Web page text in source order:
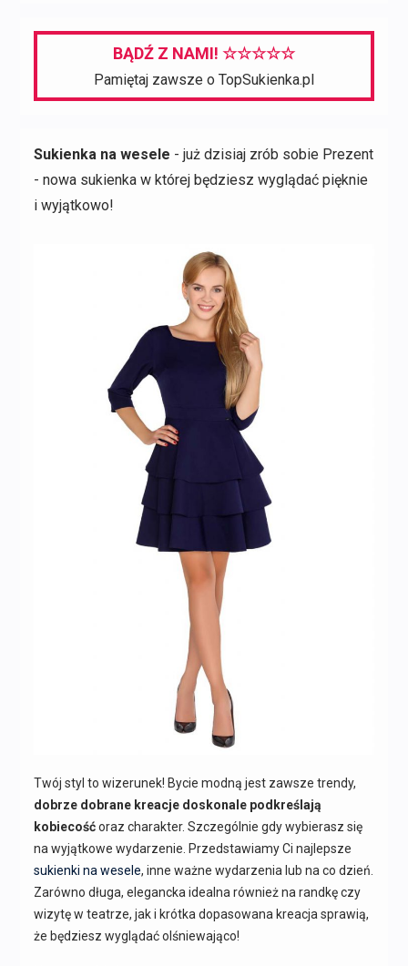
BĄDŹ Z NAMI! ☆☆☆☆☆
Pamiętaj zawsze o TopSukienka.pl
Sukienka na wesele - już dzisiaj zrób sobie Prezent
- nowa sukienka w której będziesz wyglądać pięknie
i wyjątkowo!
Twój styl to wizerunek! Bycie modną jest zawsze trendy,
dobrze dobrane kreacje doskonale podkreślają
kobiecośćoraz charakter. Szczególnie gdy wybierasz się
na wyjątkowe wydarzenie. Przedstawiamy Ci najlepsze
sukienki na wesele, inne ważne wydarzenia lub na co dzień.
Zarówno długa, elegancka idealna również na randkę czy
wizytę w teatrze, jak i krótka dopasowana kreacja sprawią,
że będziesz wyglądać olśniewająco!